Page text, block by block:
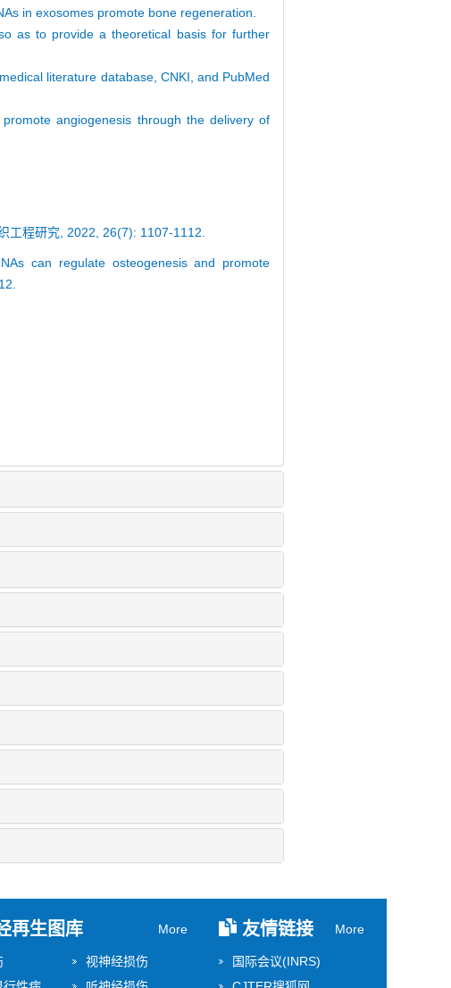
in exosomes promote bone regeneration.
as to provide a theoretical basis for further
literature database, CNKI, and PubMed
angiogenesis through the delivery of
工程研究, 2022, 26(7): 1107-1112.
can regulate osteogenesis and promote
再生图库 More
视神经损伤
友情链接 More
国际会议(INRS)